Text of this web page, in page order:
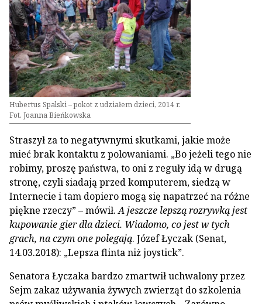
Hubertus Spalski – pokot z udziałem dzieci, 2014 r.
Fot. Joanna Bieńkowska
Straszył za to negatywnymi skutkami, jakie może
mieć brak kontaktu z polowaniami. „Bo jeżeli tego nie
robimy, proszę państwa, to oni z reguły idą w drugą
stronę, czyli siadają przed komputerem, siedzą w
Internecie i tam dopiero mogą się napatrzeć na różne
piękne rzeczy” – mówił.A jeszcze lepszą rozrywką jest
kupowanie gier dla dzieci. Wiadomo, co jest w tych
grach, na czym one polegają. Józef Łyczak (Senat,
14.03.2018): „Lepsza flinta niż joystick”.
Senatora Łyczaka bardzo zmartwił uchwalony przez
Sejm zakaz używania żywych zwierząt do szkolenia